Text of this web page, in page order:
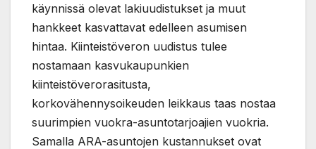
käynnissä olevat lakiuudistukset ja muut
hankkeet kasvattavat edelleen asumisen
hintaa. Kiinteistöveron uudistus tulee
nostamaan kasvukaupunkien
kiinteistöverorasitusta,
korkovähennysoikeuden leikkaus taas nostaa
suurimpien vuokra-asuntotarjoajien vuokria.
Samalla ARA-asuntojen kustannukset ovat